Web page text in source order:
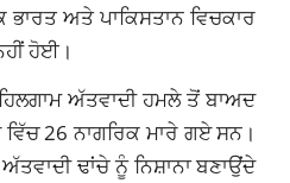
ਅਤੇ ਪਾਕਿਸਤਾਨ ਵਿਚਕਾਰ
ਹੋਈ।
ਅੱਤਵਾਦੀ ਹਮਲੇ ਤੋਂ ਬਾਅਦ
ਵਿੱਚ 26 ਨਾਗਰਿਕ ਮਾਰੇ ਗਏ ਸਨ।
ਢਾਂਚੇ ਨੂੰ ਨਿਸ਼ਾਨਾ ਬਣਾਉਂਦੇ